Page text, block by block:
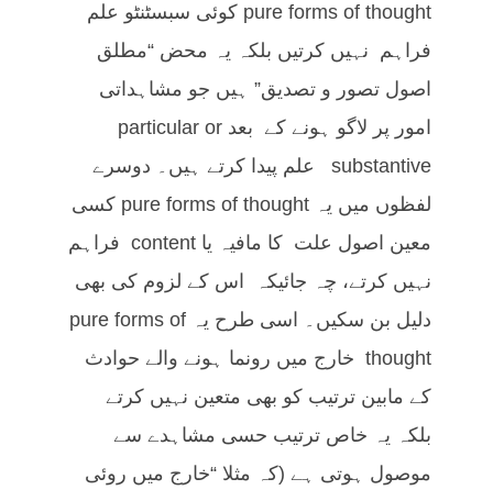
pure forms of thought کوئی سبسٹنٹو علم
فراہم نہیں کرتیں بلکہ یہ محض “مطلق
اصول تصور و تصدیق” ہیں جو مشاہداتی
امور پر لاگو ہونے کے بعد particular or
substantive علم پیدا کرتے ہیں۔ دوسرے
لفظوں میں یہ pure forms of thought کسی
معین اصول علت کا مافیہ یا content فراہم
نہیں کرتے، چہ جائیکہ اس کے لزوم کی بھی
دلیل بن سکیں۔ اسی طرح یہ pure forms of
thought خارج میں رونما ہونے والے حوادث
کے مابین ترتیب کو بھی متعین نہیں کرتے
بلکہ یہ خاص ترتیب حسی مشاہدے سے
موصول ہوتی ہے (کہ مثلا “خارج میں روئی